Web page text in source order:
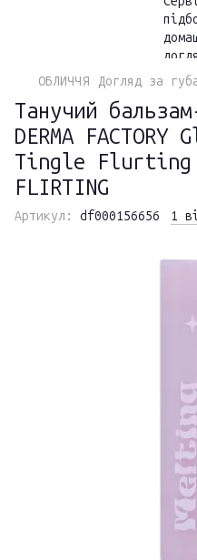
ОБЛИЧЧЯ Догляд за
Танучий
DERMA
Tingle Flurting
FLIRTING
Артикул: df000156656 1